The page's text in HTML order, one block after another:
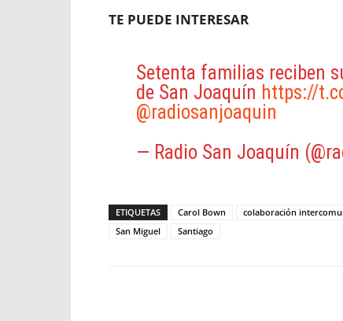
TE PUEDE INTERESAR
Setenta familias reciben
de San Joaquín https://
@radiosanjoaquin
— Radio San Joaquín
ETIQUETAS Carol Bown colaboración
San Miguel
Santiago